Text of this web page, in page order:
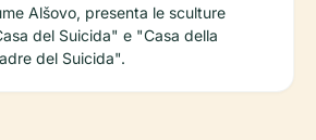
Alšovo, presenta le sculture
del Suicida" e "Casa della
del Suicida".